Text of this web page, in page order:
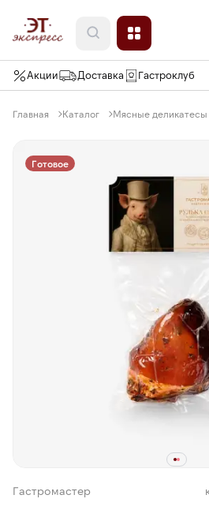
Акции Доставка Гастроклуб
Главная Каталог Мясные деликатесы
Готовое
Гастромастер